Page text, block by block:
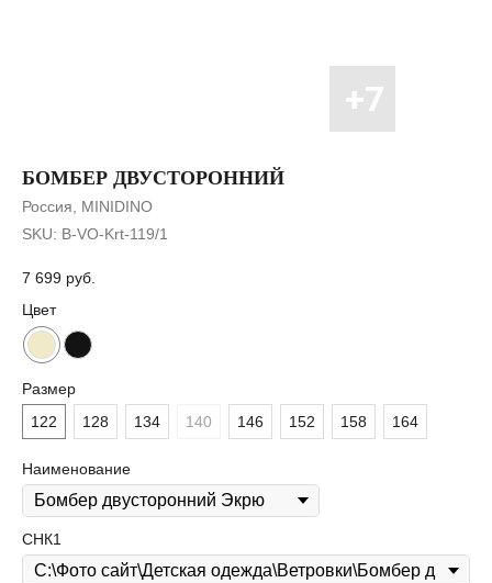
БОМБЕР ДВУСТОРОННИЙ
Россия, MINIDINO
SKU: B-VO-Krt-119/1
7 699 руб.
Цвет
Размер
122
128 134 140 146 152 158 164
Наименование
СНК1